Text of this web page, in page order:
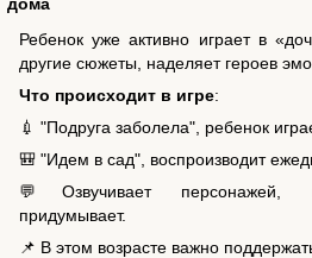
Ребенок уже активно играет в
другие сюжеты, наделяет героев
Что происходит в игре:
💉 "Подруга заболела", ребенок
🎒 "Идем в сад", воспроизводит
💬Озвучивает персонажей,
придумывает.
📌 В этом возрасте важно